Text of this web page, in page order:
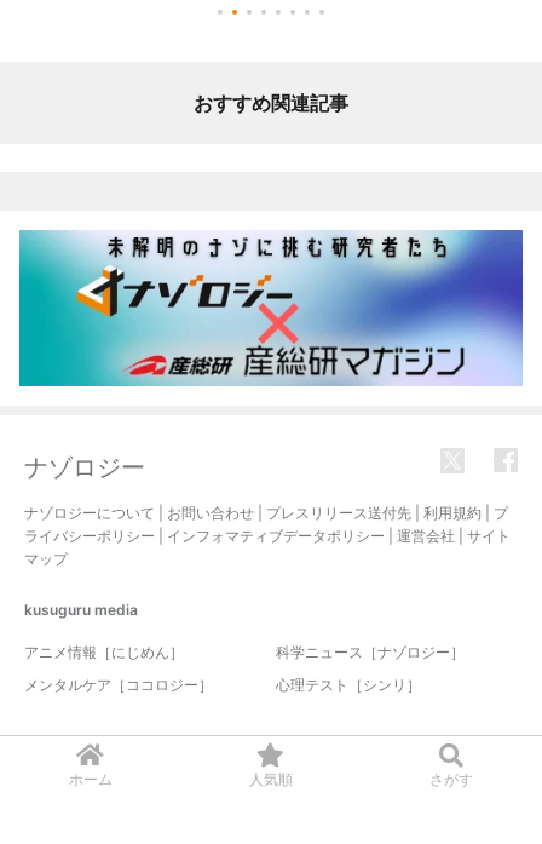
ホーム 人気順 さがす
おすすめ関連記事
ナゾロジー
ナゾロジーについて お問い合わせ プレスリリース送付先 利用規約
プ
ライバシーポリシー
インフォマティブデータポリシー 運営会社
サイト
マップ
kusuguru media
アニメ情報［にじめん］
科学ニュース［ナゾロジー］
メンタルケア［ココロジー］
心理テスト［シンリ］
© 2017-2026 nazology. all rights reserved.